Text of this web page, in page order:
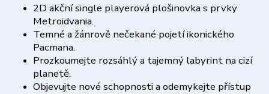
2D akční single playerová plošinovka s prvky
Metroidvania.
Temné a žánrově nečekané pojetí ikonického
Pacmana.
Prozkoumejte rozsáhlý a tajemný labyrint na cizí
planetě.
Objevujte nové schopnosti a odemykejte přístup